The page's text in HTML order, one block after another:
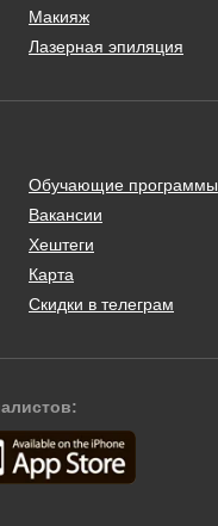
Макияж
Лазерная эпиляция
Обучающие программы
Вакансии
Хештеги
Карта
Скидки в телеграм